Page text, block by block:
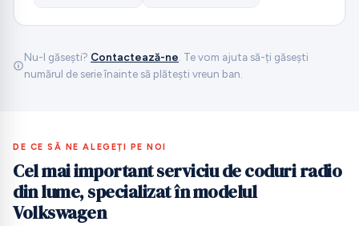
Nu-l găsești? Contactează-ne. Te vom ajuta să-ți găsești
numărul de serie înainte să plătești vreun ban.
DE CE SĂ NE ALEGEȚI PE NOI
Cel mai important serviciu de coduri radio
din lume, specializat în modelul
Volkswagen